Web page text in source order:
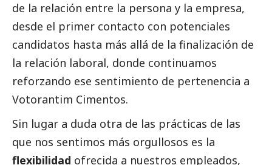
de la relación entre la persona y la empresa,
desde el primer contacto con potenciales
candidatos hasta más allá de la finalización de
la relación laboral, donde continuamos
reforzando ese sentimiento de pertenencia a
Votorantim Cimentos.
Sin lugar a duda otra de las prácticas de las
que nos sentimos más orgullosos es la
flexibilidad ofrecida a nuestros empleados,